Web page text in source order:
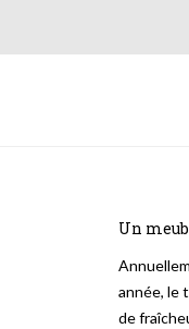
Un
année, le
de